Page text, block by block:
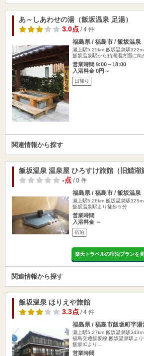
あ～しあわせの湯（飯坂温泉 足湯）
3.0点/ 4 件
福島県 / 福島市 / 飯坂温泉
瀬上駅5.25km 飯坂温泉駅322m
飯坂温泉駅から鯖湖湯方面に向
営業時間 9:00～18:00
入浴料金 0円～
日帰り
関連情報から探す
飯坂温泉 温泉屋 ひろすけ旅館（旧鯖湖
-点/ 0 件
福島県 / 福島市 / 飯坂温泉
瀬上駅5.26km 飯坂温泉駅325m
飯坂温泉駅より徒歩５分
営業時間
入浴料金 ～
宿泊
楽天トラベルの宿泊プランを
関連情報から探す
飯坂温泉 ほりえや旅館
3.3点/ 4 件
福島県 / 福島市飯坂町字湯
瀬上駅5.27km 飯坂温泉駅343m
福島交通飯坂線 飯坂温泉駅よ
飯坂ICより…
営業時間